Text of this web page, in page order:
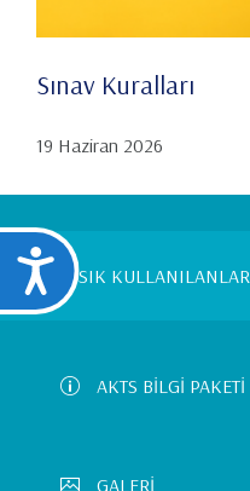
Ulaşılabilirlik
Sınav Kuralları
19 Haziran 2026
Footer
Left
Menu
SIK KULLANILANLAR
AKTS BİLGİ PAKETİ
GALERİ